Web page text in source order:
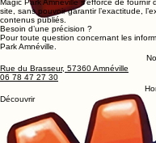
Magic Park Amnéville s’efforce de
site, sans pouvoir garantir l’exactitude,
contenus publiés.
Besoin d’une précision ?
Pour toute question concernant les
Park Amnéville.
Rue du Brasseur, 57360 Amnéville
06 78 47 27 30
Découvrir